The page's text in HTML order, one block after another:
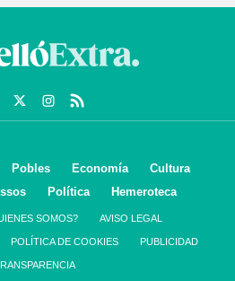
Pobles Economía
Cultura
Política Hemeroteca
SOMOS? AVISO LEGAL
POLÍTICA DE COOKIES PUBLICIDAD